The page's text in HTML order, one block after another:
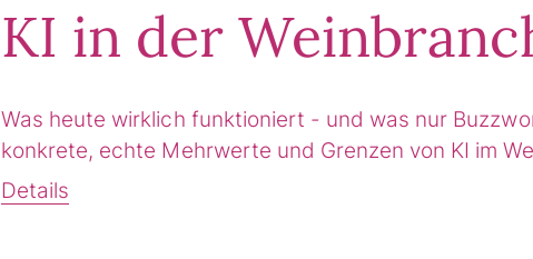
KI in der
Was heute wirklich funktioniert - und was nur
konkrete, echte Mehrwerte und Grenzen von KI im
Details